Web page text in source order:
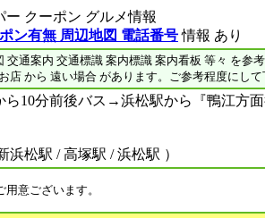
ー クーポン グルメ情報
ン有無 周辺地図 電話番号情報 あり
交通案内 交通標識 案内標識 案内看板 等々 を参
店 から 遠い場合 があります。ご参考程度にし
10分前後バス→浜松駅から『鴨江方
松駅 / 高塚駅 / 浜松駅 ）
用意ございます。